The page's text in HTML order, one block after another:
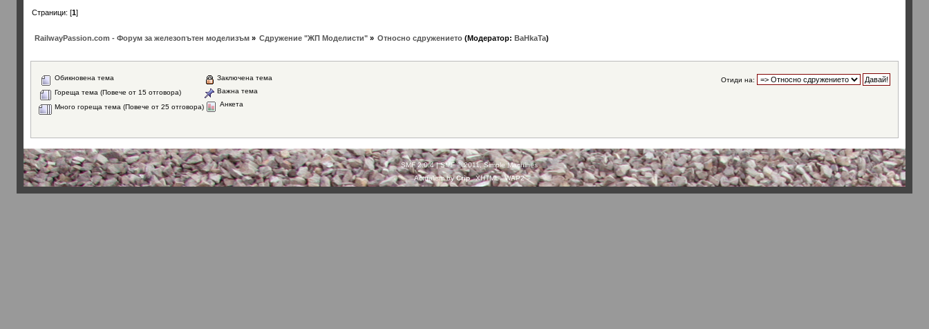
Страници: [1]
RailwayPassion.com - Форум за железопътен моделизъм» Сдружение "ЖП Моделисти" » Относно сдружението (Модератор:BaHkaTa)
Отиди на:
Обикновена тема
Гореща тема (Повече от 15 отговора)
Много гореща тема (Повече от 25 отговора)
Заключена тема
Важна тема
Анкета
SMF 2.0.4|SMF © 2011,Simple Machines
Actualism byCrip XHTML WAP2